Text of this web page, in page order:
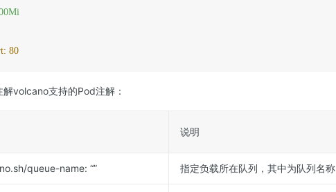
80
volcano支持的Pod注解：
说明
queue-name: “” 指定负载所在队列，其中为队列名称